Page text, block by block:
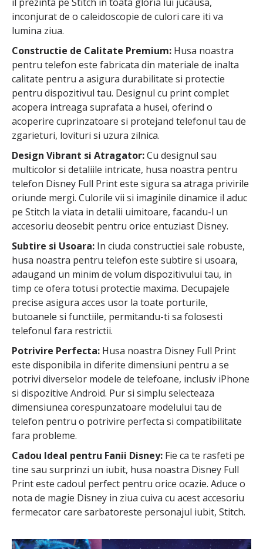
inconjurat de o caleidoscopie de culori care iti va
lumina ziua.
Constructie de Calitate Premium: Husa noastra
pentru telefon este fabricata din materiale de inalta
calitate pentru a asigura durabilitate si protectie
pentru dispozitivul tau. Designul cu print complet
acopera intreaga suprafata a husei, oferind o
acoperire cuprinzatoare si protejand telefonul tau de
zgarieturi, lovituri si uzura zilnica.
Design Vibrant si Atragator:Cu designul sau
multicolor si detaliile intricate, husa noastra pentru
telefon Disney Full Print este sigura sa atraga privirile
oriunde mergi. Culorile vii si imaginile dinamice il aduc
pe Stitch la viata in detalii uimitoare, facandu-l un
accesoriu deosebit pentru orice entuziast Disney.
Subtire si Usoara: In ciuda constructiei sale robuste,
husa noastra pentru telefon este subtire si usoara,
adaugand un minim de volum dispozitivului tau, in
timp ce ofera totusi protectie maxima. Decupajele
precise asigura acces usor la toate porturile,
butoanele si functiile, permitandu-ti sa folosesti
telefonul fara restrictii.
Potrivire Perfecta: Husa noastra Disney Full Print
este disponibila in diferite dimensiuni pentru a se
potrivi diverselor modele de telefoane, inclusiv iPhone
si dispozitive Android. Pur si simplu selecteaza
dimensiunea corespunzatoare modelului tau de
telefon pentru o potrivire perfecta si compatibilitate
fara probleme.
Cadou Ideal pentru Fanii Disney: Fie ca te rasfeti pe
tine sau surprinzi un iubit, husa noastra Disney Full
Print este cadoul perfect pentru orice ocazie. Aduce o
nota de magie Disney in ziua cuiva cu acest accesoriu
fermecator care sarbatoreste personajul iubit, Stitch.